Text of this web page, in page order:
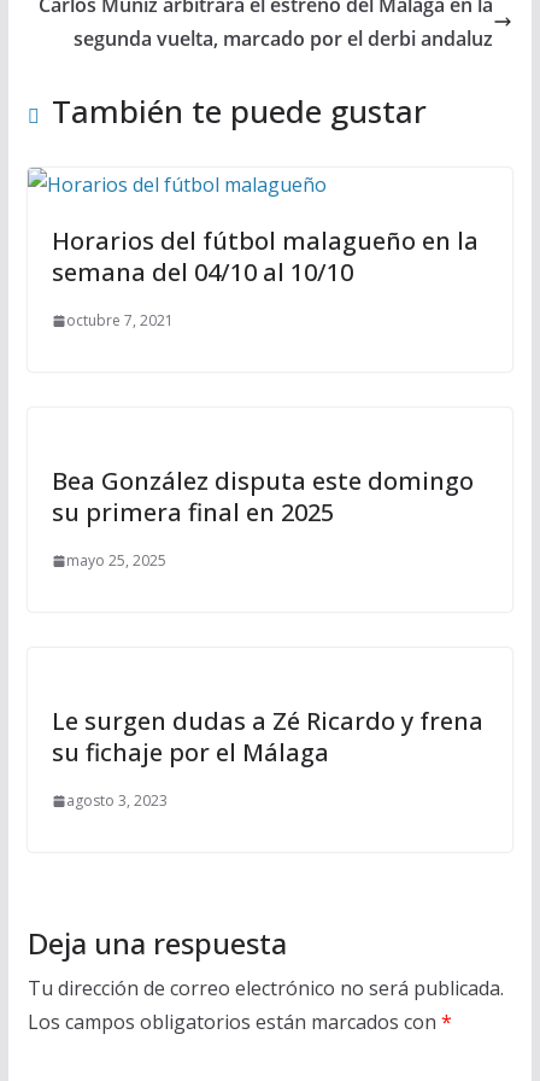
segunda vuelta, marcado por el derbi andaluz
También te puede gustar
Horarios del fútbol malagueño en la
semana del 04/10 al 10/10
octubre 7, 2021
Bea González disputa este domingo
su primera final en 2025
mayo 25, 2025
Le surgen dudas a Zé Ricardo y frena
su fichaje por el Málaga
agosto 3, 2023
Deja una respuesta
Tu dirección de correo electrónico no será publicada.
Los campos obligatorios están marcados con *